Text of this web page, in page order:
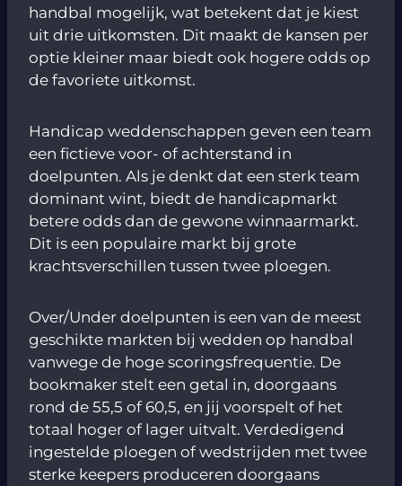
handbal mogelijk, wat betekent dat je kiest
uit drie uitkomsten. Dit maakt de kansen per
optie kleiner maar biedt ook hogere odds op
de favoriete uitkomst.
Handicap weddenschappen geven een team
een fictieve voor- of achterstand in
doelpunten. Als je denkt dat een sterk team
dominant wint, biedt de handicapmarkt
betere odds dan de gewone winnaarmarkt.
Dit is een populaire markt bij grote
krachtsverschillen tussen twee ploegen.
Over/Under doelpunten is een van de meest
geschikte markten bij wedden op handbal
vanwege de hoge scoringsfrequentie. De
bookmaker stelt een getal in, doorgaans
rond de 55,5 of 60,5, en jij voorspelt of het
totaal hoger of lager uitvalt. Verdedigend
ingestelde ploegen of wedstrijden met twee
sterke keepers produceren doorgaans